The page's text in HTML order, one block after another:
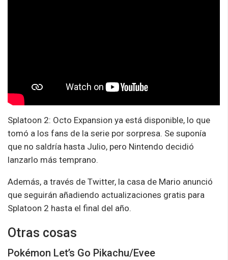
Splatoon 2: Octo Expansion ya está disponible, lo que
tomó a los fans de la serie por sorpresa. Se suponía
que no saldría hasta Julio, pero Nintendo decidió
lanzarlo más temprano.
Además, a través de Twitter, la casa de Mario anunció
que seguirán añadiendo actualizaciones gratis para
Splatoon 2 hasta el final del año.
Otras cosas
Pokémon Let’s Go Pikachu/Evee